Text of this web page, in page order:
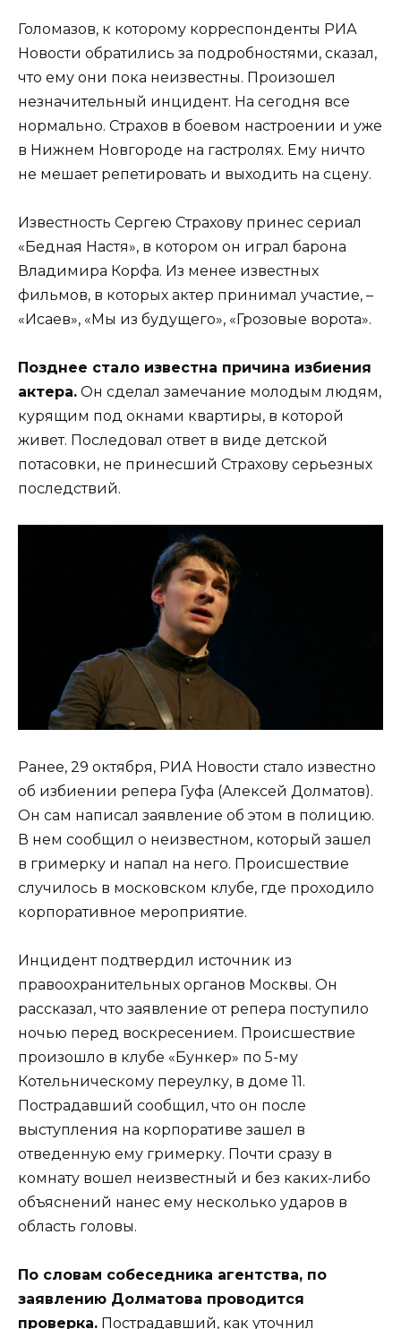
Голомазов, к которому корреспонденты РИА
Новости обратились за подробностями, сказал,
что ему они пока неизвестны. Произошел
незначительный инцидент. На сегодня все
нормально. Страхов в боевом настроении и уже
в Нижнем Новгороде на гастролях. Ему ничто
не мешает репетировать и выходить на сцену.
Известность Сергею Страхову принес сериал
«Бедная Настя», в котором он играл барона
Владимира Корфа. Из менее известных
фильмов, в которых актер принимал участие, –
«Исаев», «Мы из будущего», «Грозовые ворота».
Позднее стало известна причина избиения
актера. Он сделал замечание молодым людям,
курящим под окнами квартиры, в которой
живет. Последовал ответ в виде детской
потасовки, не принесший Страхову серьезных
последствий.
Ранее, 29 октября, РИА Новости стало известно
об избиении репера Гуфа (Алексей Долматов).
Он сам написал заявление об этом в полицию.
В нем сообщил о неизвестном, который зашел
в гримерку и напал на него. Происшествие
случилось в московском клубе, где проходило
корпоративное мероприятие.
Инцидент подтвердил источник из
правоохранительных органов Москвы. Он
рассказал, что заявление от репера поступило
ночью перед воскресением. Происшествие
произошло в клубе «Бункер» по 5-му
Котельническому переулку, в доме 11.
Пострадавший сообщил, что он после
выступления на корпоративе зашел в
отведенную ему гримерку. Почти сразу в
комнату вошел неизвестный и без каких-либо
объяснений нанес ему несколько ударов в
область головы.
По словам собеседника агентства, по
заявлению Долматова проводится
проверка. Пострадавший, как уточнил